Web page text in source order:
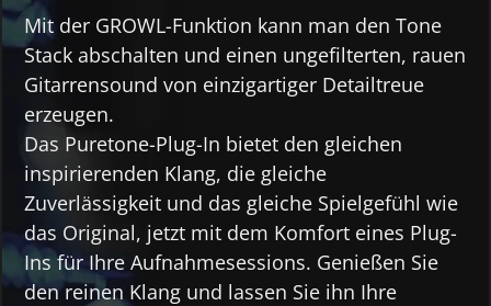
Mit der GROWL-Funktion kann man den Tone
Stack abschalten und einen ungefilterten, rauen
Gitarrensound von einzigartiger Detailtreue
erzeugen.
Das Puretone-Plug-In bietet den gleichen
inspirierenden Klang, die gleiche
Zuverlässigkeit und das gleiche Spielgefühl wie
das Original, jetzt mit dem Komfort eines Plug-
Ins für Ihre Aufnahmesessions. Genießen Sie
den reinen Klang und lassen Sie ihn Ihre